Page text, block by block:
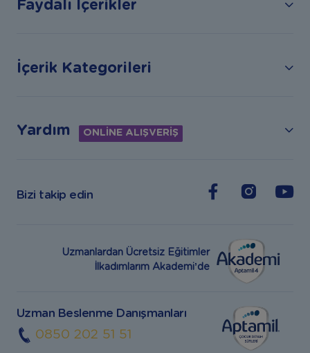
Faydalı İçerikler
İçerik Kategorileri
Yardım ONLİNE ALIŞVERİŞ
Bizi takip edin
Uzmanlardan Ücretsiz Eğitimler
İlkadımlarım Akademi’de
Uzman Beslenme Danışmanları
0850 202 51 51